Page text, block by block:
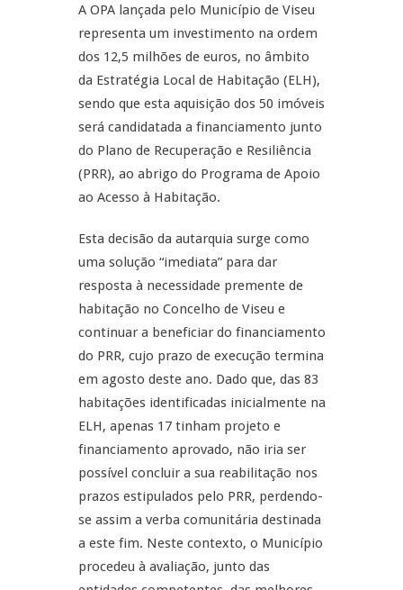
A OPA lançada pelo Município de Viseu
representa um investimento na ordem
dos 12,5 milhões de euros, no âmbito
da Estratégia Local de Habitação (ELH),
sendo que esta aquisição dos 50 imóveis
será candidatada a financiamento junto
do Plano de Recuperação e Resiliência
(PRR), ao abrigo do Programa de Apoio
ao Acesso à Habitação.
Esta decisão da autarquia surge como
uma solução “imediata” para dar
resposta à necessidade premente de
habitação no Concelho de Viseu e
continuar a beneficiar do financiamento
do PRR, cujo prazo de execução termina
em agosto deste ano. Dado que, das 83
habitações identificadas inicialmente na
ELH, apenas 17 tinham projeto e
financiamento aprovado, não iria ser
possível concluir a sua reabilitação nos
prazos estipulados pelo PRR, perdendo-
se assim a verba comunitária destinada
a este fim. Neste contexto, o Município
procedeu à avaliação, junto das